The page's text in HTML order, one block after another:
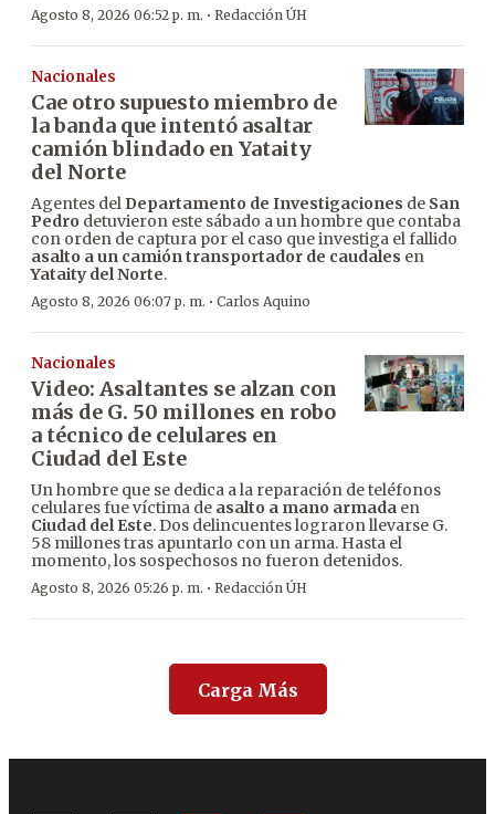
Agosto 8, 2026 06:52 p. m. · Redacción ÚH
Nacionales
Cae otro supuesto miembro de
la banda que intentó asaltar
camión blindado en Yataity
del Norte
Agentes del Departamento de Investigaciones de San
Pedro detuvieron este sábado a un hombre que contaba
con orden de captura por el caso que investiga el fallido
asalto a un camión transportador de caudales en
Yataity del Norte.
Agosto 8, 2026 06:07 p. m. · Carlos Aquino
Nacionales
Video: Asaltantes se alzan con
más de G. 50 millones en robo
a técnico de celulares en
Ciudad del Este
Un hombre que se dedica a la reparación de teléfonos
celulares fue víctima de asalto a mano armada en
Ciudad del Este. Dos delincuentes lograron llevarse G.
58 millones tras apuntarlo con un arma. Hasta el
momento, los sospechosos no fueron detenidos.
Agosto 8, 2026 05:26 p. m. · Redacción ÚH
Carga Más